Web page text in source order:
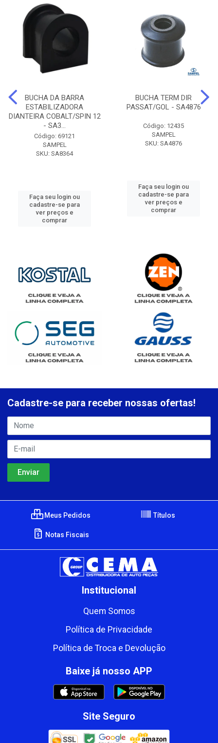
BUCHA DA BARRA
ESTABILIZADORA
DIANTEIRA COBALT/SPIN 12
- SA3...
Código: 69121
SAMPEL
SKU: SA8364
Faça seu login ou
cadastre-se para
ver preços e
comprar
BUCHA TERM DIR
PASSAT/GOL - SA4876
Código: 12435
SAMPEL
SKU: SA4876
Faça seu login ou
cadastre-se para
ver preços e
comprar
Cadastre-se para receber nossas ofertas!
Meus Pedidos Títulos
Notas Fiscais
Institucional
Quem Somos
Política de Privacidade
Política de Troca e Devolução
Baixe já nosso APP
Site Seguro